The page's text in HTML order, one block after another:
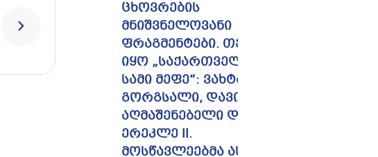
ცხოვრების
მნიშვნელოვანი
ფრაგმენტები. თემა
იყო „საქართველოს
სამი მეფე“: ვახტანგ
გორგსალი, დავით
აღმაშენებელი და
ერეკლე II.
მოსწავლეებმა ასევე